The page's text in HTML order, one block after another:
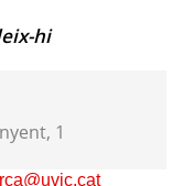
hi
1